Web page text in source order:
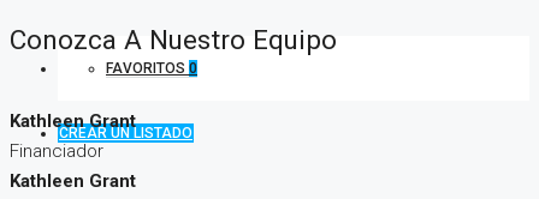
FAVORITOS 0
CREAR UN LISTADO
Conozca A Nuestro Equipo
Kathleen Grant
Financiador
Kathleen Grant